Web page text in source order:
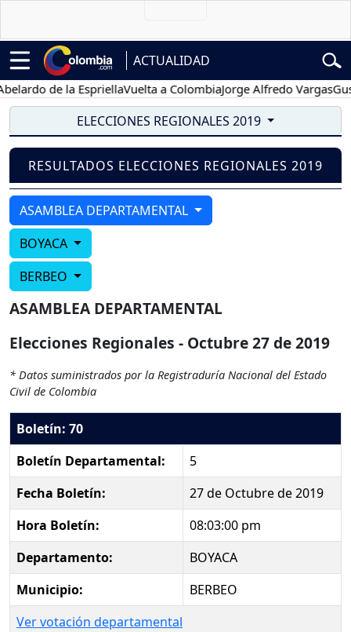
ACTUALIDAD
de la EspriellaVuelta a ColombiaJorge Alfredo Vargas
ELECCIONES REGIONALES 2019
RESULTADOS ELECCIONES REGIONALES 2019
ASAMBLEA DEPARTAMENTAL
BOYACA
BERBEO
ASAMBLEA DEPARTAMENTAL
Elecciones Regionales - Octubre 27 de 2019
* Datos suministrados por la Registraduría Nacional del Estado
Civil de Colombia
Boletín: 70
Boletín Departamental:
5
Fecha Boletín:
27 de Octubre de 2019
Hora Boletín:
08:03:00 pm
Departamento:
BOYACA
Municipio:
BERBEO
Ver votación departamental